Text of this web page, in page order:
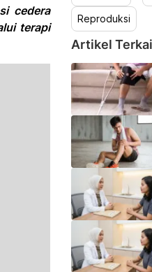
cedera
terapi
Reproduksi
Artikel